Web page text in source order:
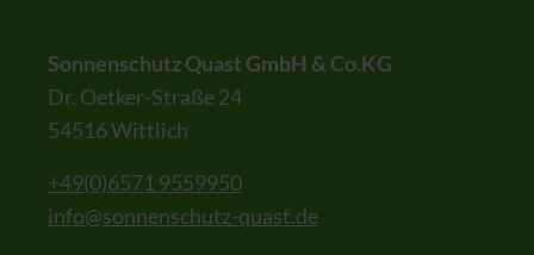
Sonnenschutz Quast GmbH & Co.KG
Dr. Oetker-Straße 24
54516 Wittlich
+49(0)6571 9559950
info@sonnenschutz-quast.de